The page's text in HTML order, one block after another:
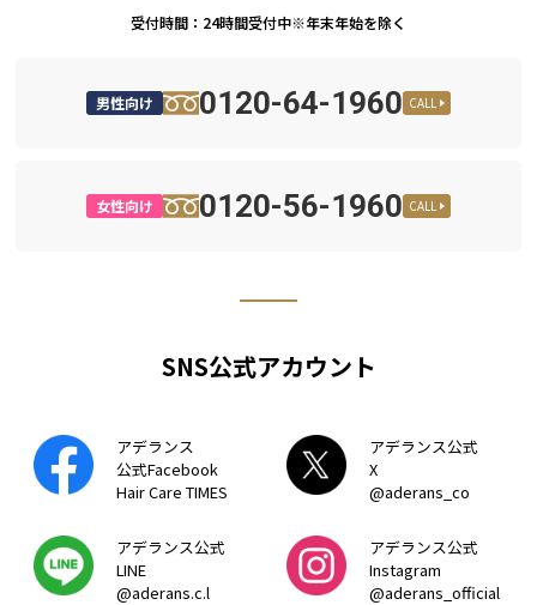
受付時間：24時間受付中※年末年始を除く
男性向け 0120-64-1960 CALL
女性向け 0120-56-1960 CALL
SNS公式アカウント
アデランス
公式Facebook
Hair Care TIMES
アデランス公式
X
@aderans_co
アデランス公式
LINE
@aderans.c.l
アデランス公式
Instagram
@aderans_official